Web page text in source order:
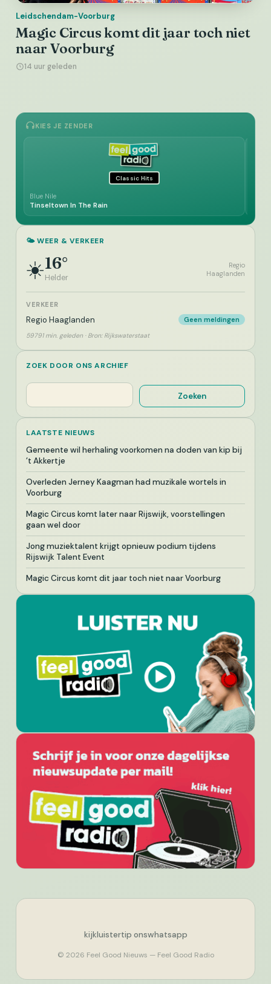
Leidschendam-Voorburg
Magic Circus komt dit jaar toch niet
naar Voorburg
14 uur geleden
KIES JE ZENDER
Classic Hits
Blue Nile
Tinseltown In The Rain
🌤️ WEER & VERKEER
☀️16°
Helder
Regio
Haaglanden
VERKEER
Regio Haaglanden Geen meldingen
59791 min. geleden · Bron: Rijkswaterstaat
ZOEK DOOR ONS ARCHIEF
Zoeken
Zoeken
LAATSTE NIEUWS
Gemeente wil herhaling voorkomen na doden van kip bij
’t Akkertje
Overleden Jerney Kaagman had muzikale wortels in
Voorburg
Magic Circus komt later naar Rijswijk, voorstellingen
gaan wel door
Jong muziektalent krijgt opnieuw podium tijdens
Rijswijk Talent Event
Magic Circus komt dit jaar toch niet naar Voorburg
kijkluistertip onswhatsapp
© 2026 Feel Good Nieuws — Feel Good Radio